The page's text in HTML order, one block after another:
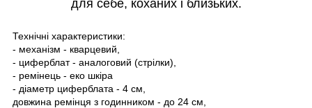
для себе, коханих і близьких.
Технічні характеристики:
- механізм - кварцевий,
- циферблат - аналоговий (стрілки),
- ремінець - еко шкіра
- діаметр циферблата - 4 см,
довжина ремінця з годинником - до 24 см,